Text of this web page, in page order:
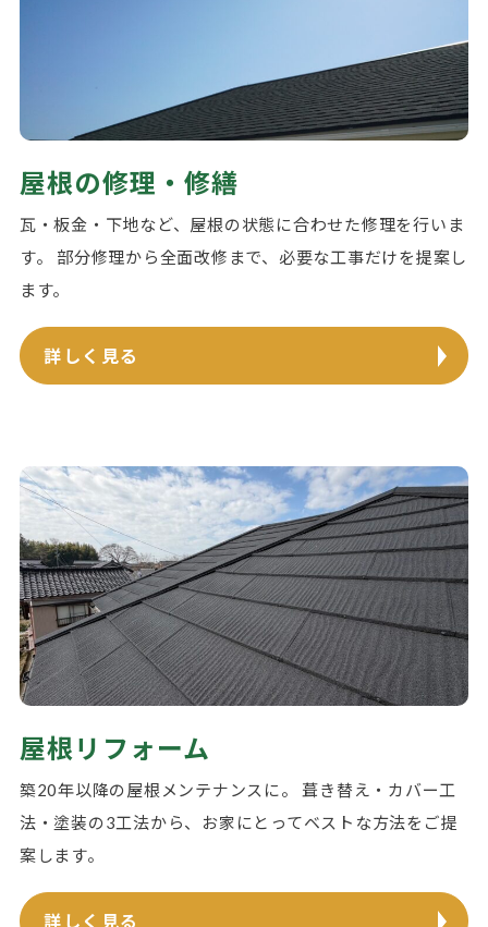
屋根の修理・修繕
瓦・板金・下地など、屋根の状態に合わせた修理を行いま
す。 部分修理から全面改修まで、必要な工事だけを提案し
ます。
詳しく見る
屋根リフォーム
築20年以降の屋根メンテナンスに。 葺き替え・カバー工
法・塗装の3工法から、お家にとってベストな方法をご提
案します。
詳しく見る